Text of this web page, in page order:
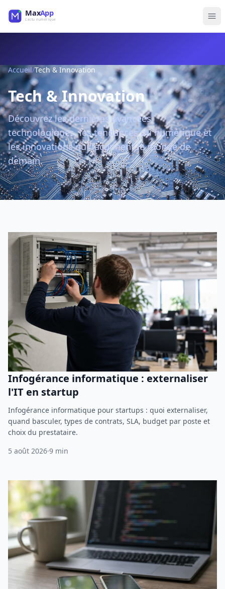
Accueil/Tech & Innovation
Tech & Innovation
Découvrez les dernières avancées
technologiques, les tendances du numérique et
les innovations qui façonnent le monde de
demain.
Infogérance informatique : externaliser
l'IT en startup
Infogérance informatique pour startups : quoi externaliser,
quand basculer, types de contrats, SLA, budget par poste et
choix du prestataire.
5 août 2026 9 min